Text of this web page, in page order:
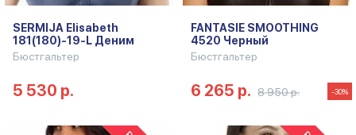
SERMIJA Elisabeth
181(180)-19-L Деним
Бюстгальтер
5 530 р.
FANTASIE SMOOTHING
4520 Черный
Бюстгальтер
6 265 р. 8 950 р. -30%